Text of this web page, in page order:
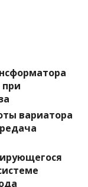
вариатора